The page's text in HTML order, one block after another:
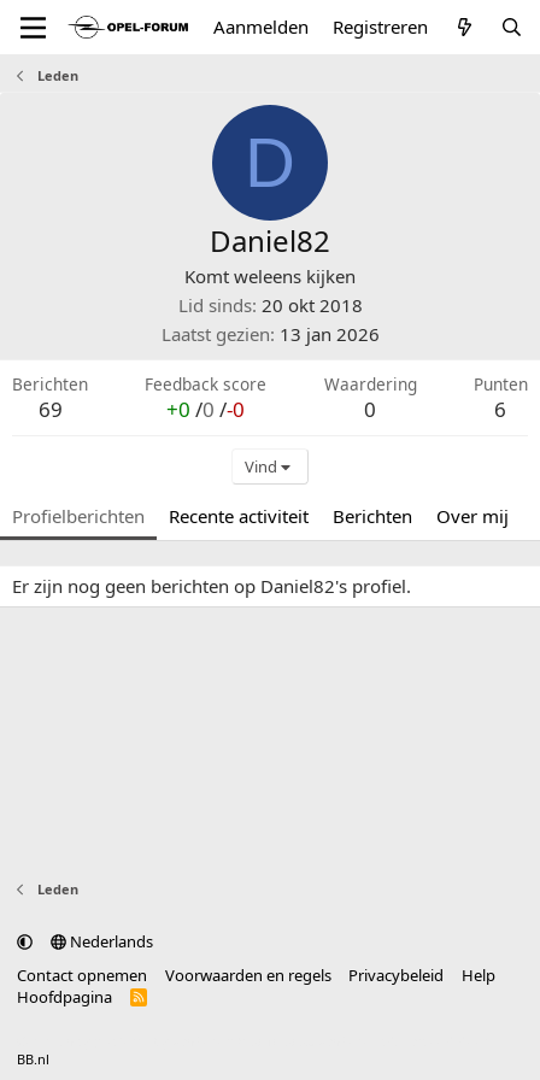
Aanmelden Registreren
Leden
D
Daniel82
Komt weleens kijken
Lid sinds 20 okt 2018
Laatst gezien 13 jan 2026
Berichten
69
Feedback score
+0 /0 /-0
Waardering
0
Punten
6
Vind
Profielberichten Recente activiteit Berichten Over mij
Er zijn nog geen berichten op Daniel82's profiel.
Leden
Nederlands
Contact opnemen
Voorwaarden en regels Privacybeleid
Help
Hoofdpagina
R
BB.nl